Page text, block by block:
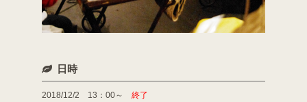
日時
2018/12/2 13：00～ 終了